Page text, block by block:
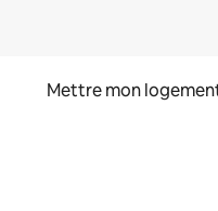
Mettre mon